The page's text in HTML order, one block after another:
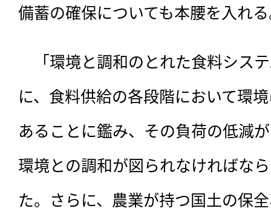
備蓄の確保についても本腰を入れ
「環境と調和のとれた食料シス
に、食料供給の各段階において環
あることに鑑み、その負荷の低減
環境との調和が図られなければな
た。さらに、農業が持つ国土の保